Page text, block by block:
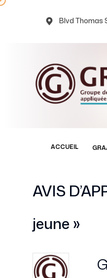
Blvd Thomas
ACCUEIL
AVIS
jeune »